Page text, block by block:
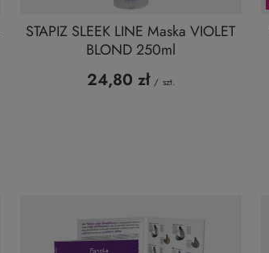
STAPIZ SLEEK LINE Maska VIOLET
BLOND 250ml
24,80 zł / szt.